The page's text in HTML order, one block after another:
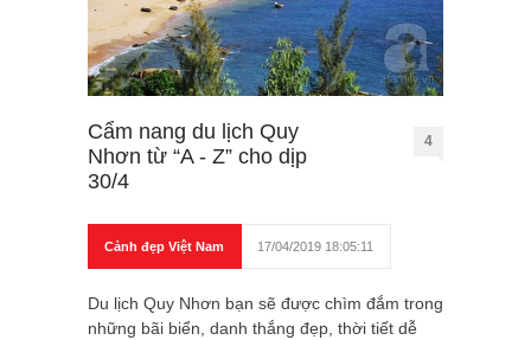
Cẩm nang du lịch Quy
Nhơn từ “A - Z” cho dịp
30/4
4
Cảnh đẹp Việt Nam 17/04/2019 18:05:11
Du lịch Quy Nhơn bạn sẽ được chìm đắm trong
những bãi biển, danh thắng đẹp, thời tiết dễ